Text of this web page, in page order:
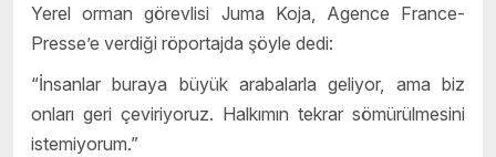
Yerel orman görevlisi Juma Koja, Agence France-
Presse’e verdiği röportajda şöyle dedi:
“İnsanlar buraya büyük arabalarla geliyor, ama biz
onları geri çeviriyoruz. Halkımın tekrar sömürülmesini
istemiyorum.”